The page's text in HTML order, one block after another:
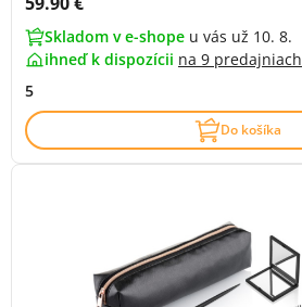
Skladom v e-shope u vás už 10. 8.
ihneď k dispozícii na 9 predajniach
5
Do košíka